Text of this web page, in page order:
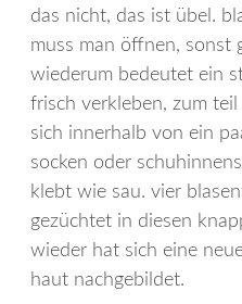
das nicht, das ist übel.
muss man öffnen, sonst
wiederum bedeutet ein
frisch verkleben, zum
sich innerhalb von ein
socken oder
klebt wie sau. vier
gezüchtet in diesen
wieder hat sich eine
haut nachgebildet.